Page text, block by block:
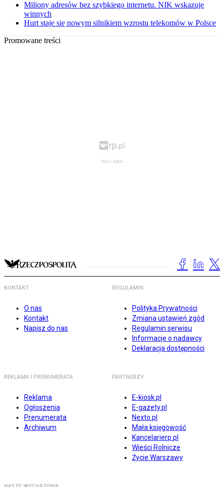
Miliony adresów bez szybkiego internetu. NIK wskazuje
winnych
Hurt staje się nowym silnikiem wzrostu telekomów w Polsce
Promowane treści
KONTAKT
O nas
Kontakt
Napisz do nas
REGULAMIN
Polityka Prywatności
Zmiana ustawień zgód
Regulamin serwisu
Informacje o nadawcy
Deklaracja dostępności
REKLAMA I PRENUMERATA
Reklama
Ogłoszenia
Prenumerata
Archiwum
PARTNERZY
E-kiosk.pl
E-gazety.pl
Nexto.pl
Mała księgowość
Kancelarierp.pl
Wieści Rolnicze
Życie Warszawy